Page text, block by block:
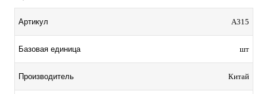
Артикул A315
Базовая единица шт
Производитель Китай